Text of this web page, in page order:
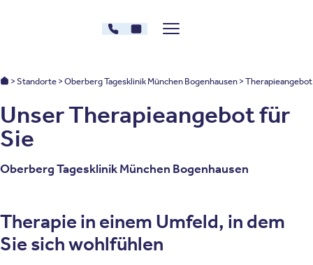
089 - 89675578
Kontakt
Menü zeigen/verstecken
Oberberg Kliniken: Startseite
Standorte Oberberg Tagesklinik München Bogenhausen Therapieangebot
Unser Therapieangebot für
Sie
Oberberg Tagesklinik München Bogenhausen
Therapie in einem Umfeld, in dem
Sie sich wohlfühlen